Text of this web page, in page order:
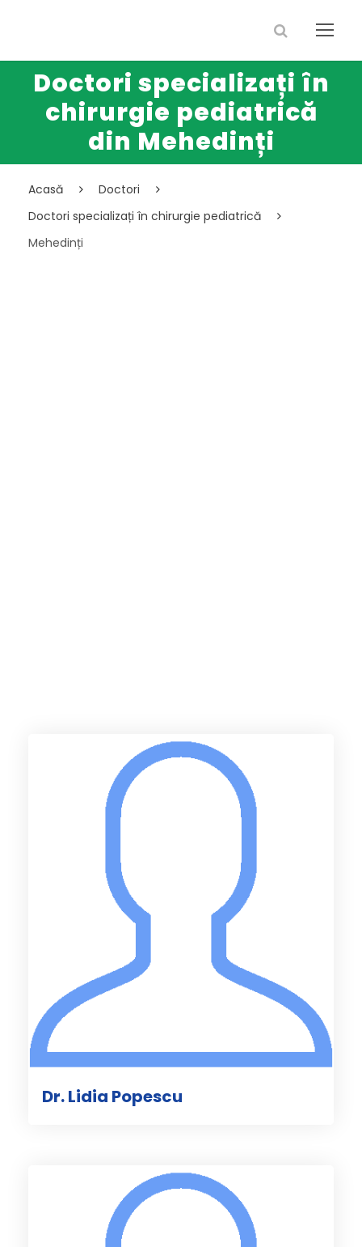
Doctori specializați în
chirurgie pediatrică
din Mehedinți
Acasă
Doctori
Doctori specializați în chirurgie pediatrică
Mehedinți
Dr. Lidia Popescu